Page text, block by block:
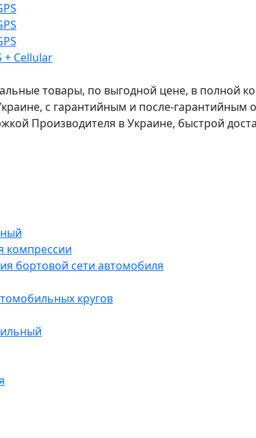
+ Cellular
товары, по выгодной цене, в полной
с гарантийным и после-
Производителя в Украине, быстрой
компрессии
бортовой сети автомобиля
кругов